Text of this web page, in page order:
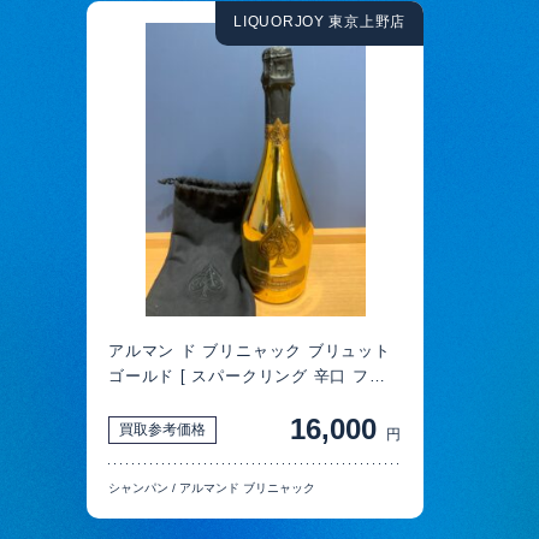
LIQUORJOY 東京上野店
アルマン ド ブリニャック ブリュット
ゴールド [ スパークリング 辛口 フラ
買取参考価格 16,000 円
シャンパン / アルマンド ブリニャック